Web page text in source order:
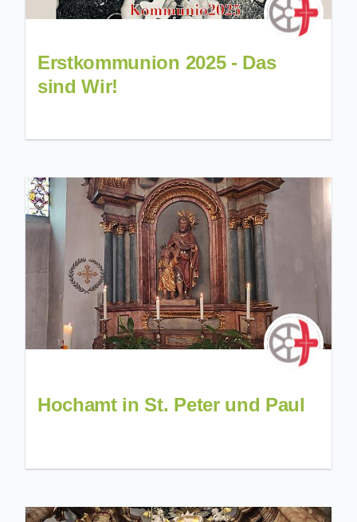
Erstkommunion 2025 - Das
sind Wir!
Hochamt in St. Peter und Paul